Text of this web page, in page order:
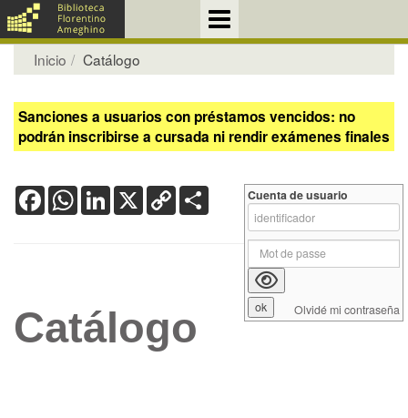
Inicio Catálogo
Sanciones a usuarios con préstamos vencidos: no
podrán inscribirse a cursada ni rendir exámenes finales
FacebookWhatsApp
LinkedIn
X Copy
Link
Catálogo
Cuenta de usuario
Olvidé mi contraseña